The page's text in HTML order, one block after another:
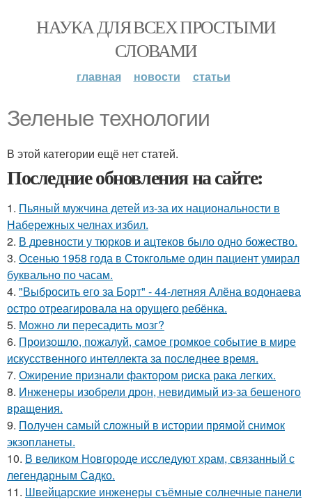
НАУКА ДЛЯ ВСЕХ ПРОСТЫМИ
СЛОВАМИ
главная новости статьи
Зеленые технологии
В этой категории ещё нет статей.
Последние обновления на сайте:
1. Пьяный мужчина детей из-за их национальности в
Набережных челнах избил.
2. В древности у тюрков и ацтеков было одно божество.
3. Осенью 1958 года в Стокгольме один пациент умирал
буквально по часам.
4. "Выбросить его за Борт" - 44-летняя Алёна водонаева
остро отреагировала на орущего ребёнка.
5. Можно ли пересадить мозг?
6. Произошло, пожалуй, самое громкое событие в мире
искусственного интеллекта за последнее время.
7. Ожирение признали фактором риска рака легких.
8. Инженеры изобрели дрон, невидимый из-за бешеного
вращения.
9. Получен самый сложный в истории прямой снимок
экзопланеты.
10. В великом Новгороде исследуют храм, связанный с
легендарным Садко.
11. Швейцарские инженеры съёмные солнечные панели